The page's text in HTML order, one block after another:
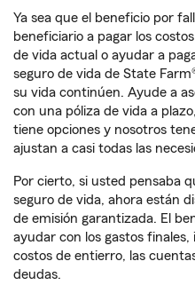
Ya sea que el beneficio por
beneficiario a pagar los
de vida actual o ayudar a
seguro de vida de State
su vida continúen. Ayude a
con una póliza de vida a
tiene opciones y nosotros
ajustan a casi todas las
Por cierto, si usted pensaba
seguro de vida, ahora están
de emisión garantizada. El
ayudar con los gastos
costos de entierro, las
deudas.